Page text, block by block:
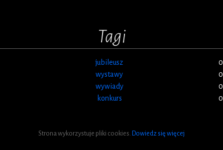
Tagi
jubileusz
0
wystawy
0
wywiady
0
konkurs
0
Strona wykorzystuje pliki cookies. Dowiedz się więcej